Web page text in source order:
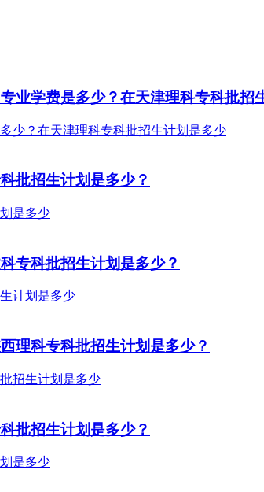
业学费是多少？在天津理科专科批招
批招生计划是多少？
专科批招生计划是多少？
理科专科批招生计划是多少？
批招生计划是多少？